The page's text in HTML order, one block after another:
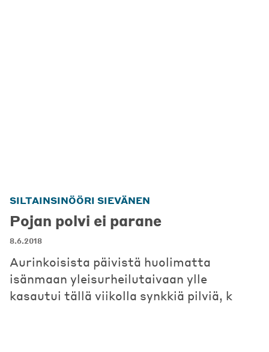
SILTAINSINÖÖRI SIEVÄNEN
Pojan polvi ei parane
8.6.2018
Aurinkoisista päivistä huolimatta
isänmaan yleisurheilutaivaan ylle
kasautui tällä viikolla synkkiä pilviä, k